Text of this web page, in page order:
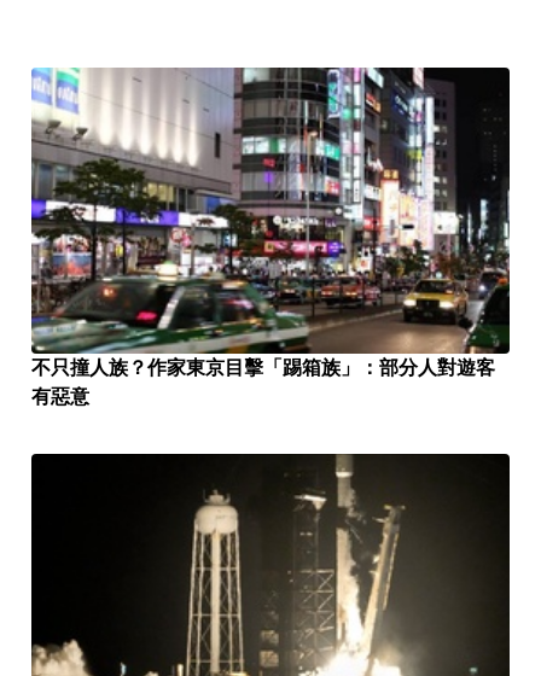
不只撞人族？作家東京目擊「踢箱族」：部分人對遊客
有惡意